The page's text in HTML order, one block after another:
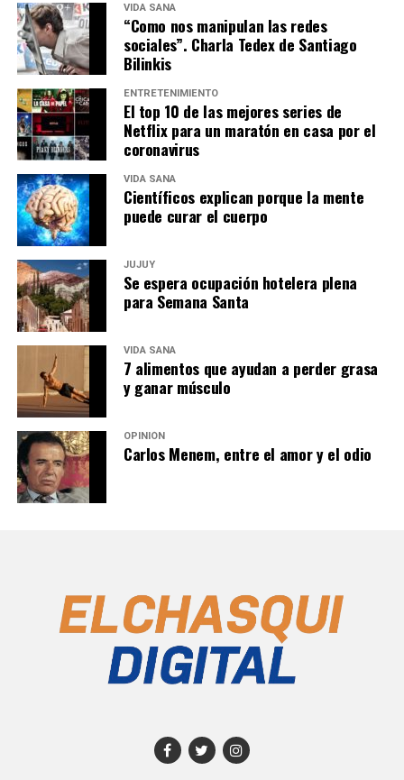
VIDA SANA
“Como nos manipulan las redes
sociales”. Charla Tedex de Santiago
Bilinkis
ENTRETENIMIENTO
El top 10 de las mejores series de
Netflix para un maratón en casa por el
coronavirus
VIDA SANA
Científicos explican porque la mente
puede curar el cuerpo
JUJUY
Se espera ocupación hotelera plena
para Semana Santa
VIDA SANA
7 alimentos que ayudan a perder grasa
y ganar músculo
OPINIÓN
Carlos Menem, entre el amor y el odio